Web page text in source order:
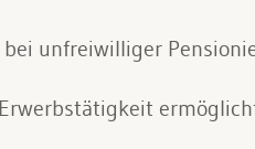
unfreiwilliger